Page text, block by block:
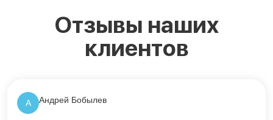
Отзывы наших
клиентов
А Андрей Бобылев